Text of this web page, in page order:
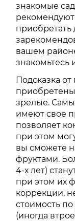
знакомые
приобретать
вашем
знакомьтесь
Подсказка
зрелые.
имеют свое
позволяет
при этом
вы сможете
фруктами.
4-х лет)
при этом их
коррекции,
стоимость
(иногда